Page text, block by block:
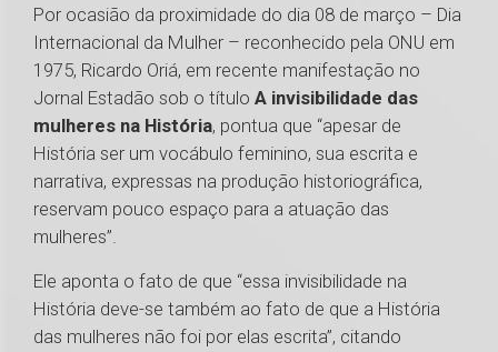
Por ocasião da proximidade do dia 08 de março – Dia
Internacional da Mulher – reconhecido pela ONU em
1975, Ricardo Oriá, em recente manifestação no
Jornal Estadão sob o título A invisibilidade das
mulheres na História, pontua que “apesar de
História ser um vocábulo feminino, sua escrita e
narrativa, expressas na produção historiográfica,
reservam pouco espaço para a atuação das
mulheres”.
Ele aponta o fato de que “essa invisibilidade na
História deve-se também ao fato de que a História
das mulheres não foi por elas escrita”, citando